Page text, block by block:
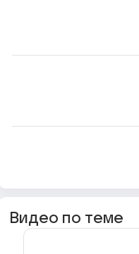
Видео по теме